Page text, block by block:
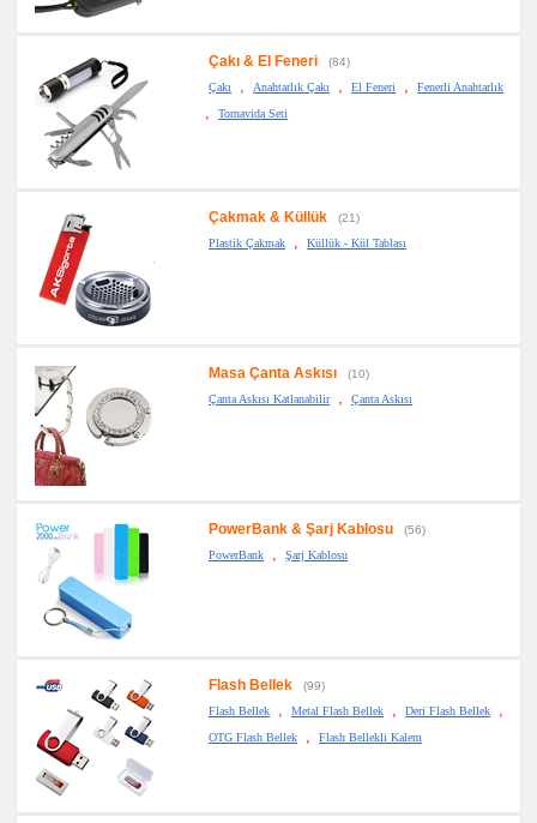
Çakı & El Feneri
(84)
Çakı
, Anahtarlık Çakı , El Feneri , Fenerli Anahtarlık
, Tornavida Seti
Çakmak & Küllük
(21)
Plastik Çakmak
, Küllük - Kül Tablası
Masa Çanta Askısı
(10)
Çanta Askısı Katlanabilir
, Çanta Askısı
PowerBank & Şarj Kablosu
(56)
PowerBank
, Şarj Kablosu
Flash Bellek
(99)
Flash Bellek
, Metal Flash Bellek , Deri Flash Bellek ,
OTG Flash Bellek , Flash Bellekli Kalem